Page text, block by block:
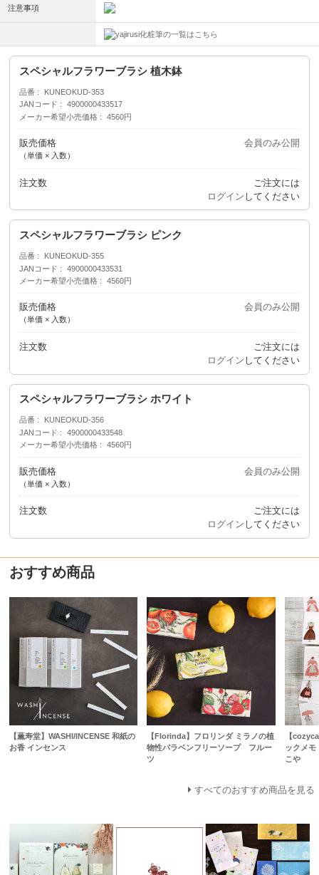
注意事項
化粧筆の一覧はこちら
スペシャルフラワーブラシ 植木鉢
品番
KUNEOKUD-353
JANコード
4900000433517
メーカー希望小売価格
4560円
販売価格
（単価 × 入数）
会員のみ公開
注文数
ご注文には
ログイン してください
スペシャルフラワーブラシ ピンク
品番
KUNEOKUD-355
JANコード
4900000433531
メーカー希望小売価格
4560円
販売価格
（単価 × 入数）
会員のみ公開
注文数
ご注文には
ログイン してください
スペシャルフラワーブラシ ホワイト
品番
KUNEOKUD-356
JANコード
4900000433548
メーカー希望小売価格
4560円
販売価格
（単価 × 入数）
会員のみ公開
注文数
ご注文には
ログイン してください
おすすめ商品
【薫寿堂】WASHI/INCENSE 和紙の
お香 インセンス
【Florinda】フロリンダ ミラノの植
物性パラベンフリーソープ フルー
ツ
【
ックメモ
こや
すべてのおすすめ商品を見る